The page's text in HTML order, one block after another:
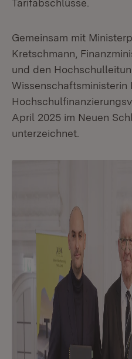
Tarifabschlüsse.
Gemeinsam mit
Kretschmann,
und den
Wissenschaftsministerin
April 2025 im Neuen
unterzeichnet.